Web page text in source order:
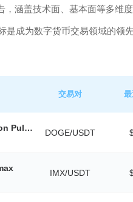
，涵盖技术面、基本面等多维
是成为数字货币交易领域的领
交易对
Doge on Pulsechain DOGE/USDT
IMX/USDT